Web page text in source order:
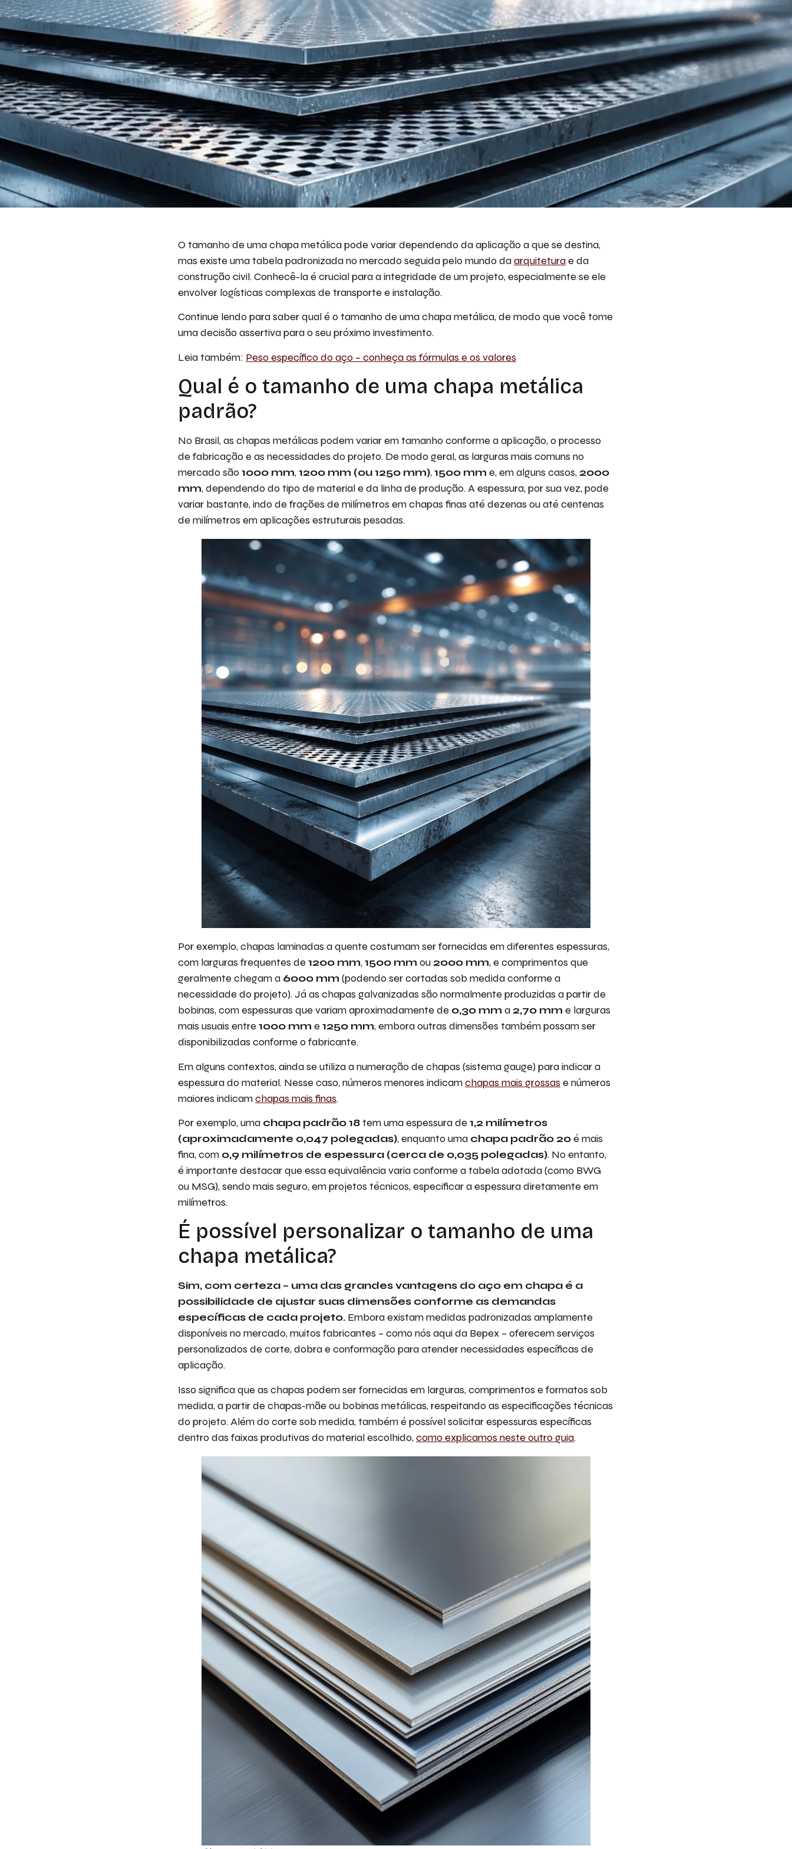
O tamanho de uma chapa metálica pode variar dependendo da aplicação a que se destina,
mas existe uma tabela padronizada no mercado seguida pelo mundo daarquiteturae da
construção civil. Conhecê-la é crucial para a integridade de um projeto, especialmente se ele
envolver logísticas complexas de transporte e instalação.
Continue lendo para saber qual é o tamanho de uma chapa metálica, de modo que você tome
uma decisão assertiva para o seu próximo investimento.
Leia também: Peso específico do aço – conheça as fórmulas e os valores
Qual é o tamanho de uma chapa metálica
padrão?
No Brasil, as chapas metálicas podem variar em tamanho conforme a aplicação, o processo
de fabricação e as necessidades do projeto. De modo geral, as larguras mais comuns no
mercado são 1000 mm,1200 mm (ou 1250 mm),1500 mm e, em alguns casos, 2000
mm, dependendo do tipo de material e da linha de produção. A espessura, por sua vez, pode
variar bastante, indo de frações de milímetros em chapas finas até dezenas ou até centenas
de milímetros em aplicações estruturais pesadas.
Por exemplo, chapas laminadas a quente costumam ser fornecidas em diferentes espessuras,
com larguras frequentes de 1200 mm,1500 mm ou 2000 mm, e comprimentos que
geralmente chegam a 6000 mm (podendo ser cortadas sob medida conforme a
necessidade do projeto). Já as chapas galvanizadas são normalmente produzidas a partir de
bobinas, com espessuras que variam aproximadamente de 0,30 mm a 2,70 mm e larguras
mais usuais entre 1000 mm e 1250 mm, embora outras dimensões também possam ser
disponibilizadas conforme o fabricante.
Em alguns contextos, ainda se utiliza a numeração de chapas (sistema gauge) para indicar a
espessura do material. Nesse caso, números menores indicamchapas mais grossas e números
maiores indicamchapas mais finas.
Por exemplo, uma chapa padrão 18tem uma espessura de 1,2 milímetros
(aproximadamente 0,047 polegadas), enquanto uma chapa padrão 20é mais
fina, com 0,9 milímetros de espessura (cerca de 0,035 polegadas). No entanto,
é importante destacar que essa equivalência varia conforme a tabela adotada (como BWG
ou MSG), sendo mais seguro, em projetos técnicos, especificar a espessura diretamente em
milímetros.
É possível personalizar o tamanho de uma
chapa metálica?
Sim, com certeza – uma das grandes vantagens do aço em chapa é a
possibilidade de ajustar suas dimensões conforme as demandas
específicas de cada projeto. Embora existam medidas padronizadas amplamente
disponíveis no mercado, muitos fabricantes – como nós aqui da Bepex – oferecem serviços
personalizados de corte, dobra e conformação para atender necessidades específicas de
aplicação.
Isso significa que as chapas podem ser fornecidas em larguras, comprimentos e formatos sob
medida, a partir de chapas-mãe ou bobinas metálicas, respeitando as especificações técnicas
do projeto. Além do corte sob medida, também é possível solicitar espessuras específicas
dentro das faixas produtivas do material escolhido,como explicamos neste outro guia.
Descreva aqui seu projeto e necessidade que nós
iremos avaliar e propor a melhor solução.
Aceito receber emails da Bepex.